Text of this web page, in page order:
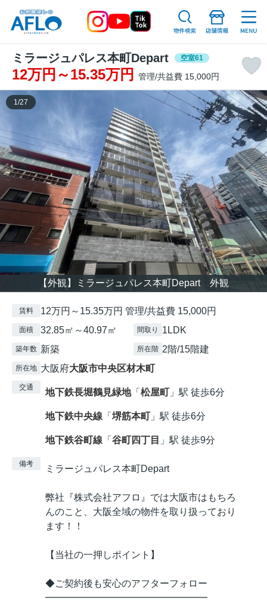
ミラージュパレス本町Depart 空室61
12万円～15.35万円 管理/共益費 15,000円
【外観】ミラージュパレス本町Depart 外観
1 /27
賃料 12万円～15.35万円 管理/共益費 15,000円
面積 32.85㎡～40.97㎡ 間取り 1LDK
築年数 新築 所在階 2階/15階建
所在地 大阪府大阪市中央区材木町
交通 地下鉄長堀鶴見緑地「 松屋町 」駅 徒歩6分
地下鉄中央線 「 堺筋本町 」駅 徒歩6分
地下鉄谷町線 「 谷町四丁目 」駅 徒歩9分
備考 ミラージュパレス本町Depart
弊社『株式会社アフロ』では大阪市はもちろ
んのこと、大阪全域の物件を取り扱っており
ます！！
【当社の一押しポイント】
◆ご契約後も安心のアフターフォロー
━━━━━━━━━━━━━━━━━